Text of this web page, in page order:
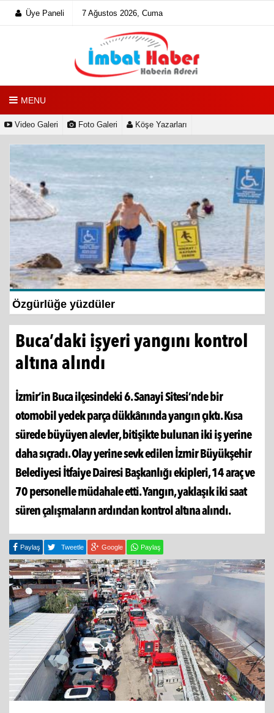
Üye Paneli 7 Ağustos 2026, Cuma
MENU
Video Galeri Foto Galeri Köşe Yazarları
İzmir Büyükşehir Belediyesi’nden Zübeyde
Buca’daki işyeri yangını kontrol
İzmir’in Buca ilçesindeki 6. Sanayi Sitesi’nde bir
otomobil yedek parça dükkânında yangın çıktı. Kısa
sürede büyüyen alevler, bitişikte bulunan iki iş yerine
daha sıçradı. Olay yerine sevk edilen İzmir Büyükşehir
Belediyesi İtfaiye Dairesi Başkanlığı ekipleri, 14 araç ve
70 personelle müdahale etti. Yangın, yaklaşık iki saat
Paylaş Tweetle Google Paylaş